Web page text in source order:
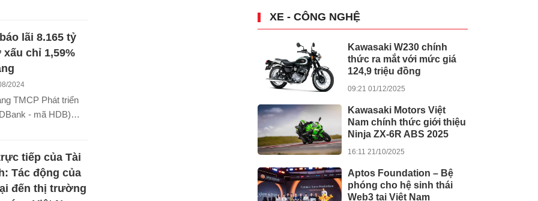
trị sống đẳng cấp.
và tiền mặt vô
lãi 8.165 tỷ
chỉ 1,59%
2024
TMCP Phát triển
- mã HDB)
lên đến 8.165 tỷ
so với cùng kỳ.
tiếp của Tài
Tác động của
đến thị trường
XE - CÔNG NGHỆ
Kawasaki W230 chính
thức ra mắt với mức giá
124,9 triệu đồng
09:21 01/12/2025
Kawasaki Motors Việt
Nam chính thức giới thiệu
Ninja ZX-6R ABS 2025
16:11 21/10/2025
Aptos Foundation – Bệ
phóng cho hệ sinh thái
Web3 tại Việt Nam